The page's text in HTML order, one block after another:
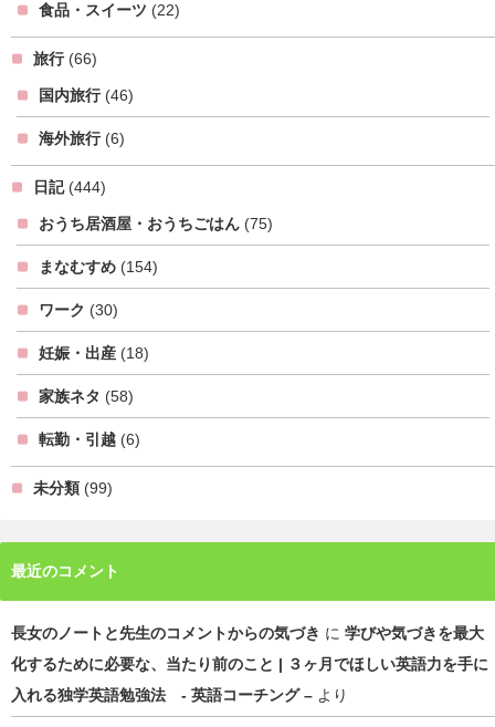
食品・スイーツ (22)
旅行(66)
国内旅行(46)
海外旅行(6)
日記(444)
おうち居酒屋・おうちごはん (75)
まなむすめ (154)
ワーク (30)
妊娠・出産 (18)
家族ネタ (58)
転勤・引越 (6)
未分類 (99)
最近のコメント
長女のノートと先生のコメントからの気づき に 学びや気づきを最大
化するために必要な、当たり前のこと | ３ヶ月でほしい英語力を手に
入れる独学英語勉強法 - 英語コーチング – より